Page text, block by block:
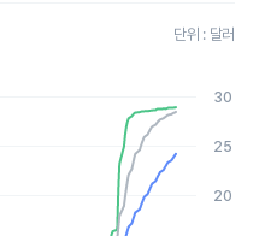
단위 : 달러
Time. Data ranges from
values. Data ranges from
20
25
30